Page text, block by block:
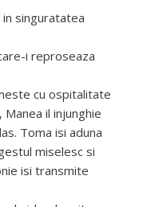
singuratatea
i reproseaza
cu ospitalitate
il injunghie
Toma isi aduna
miselesc si
isi transmite